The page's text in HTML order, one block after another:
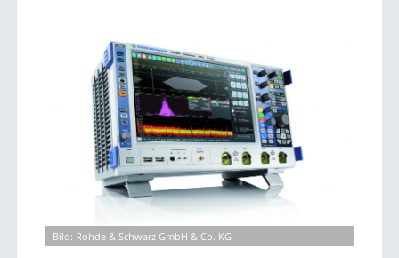
Bild: Rohde & Schwarz GmbH & Co. KG